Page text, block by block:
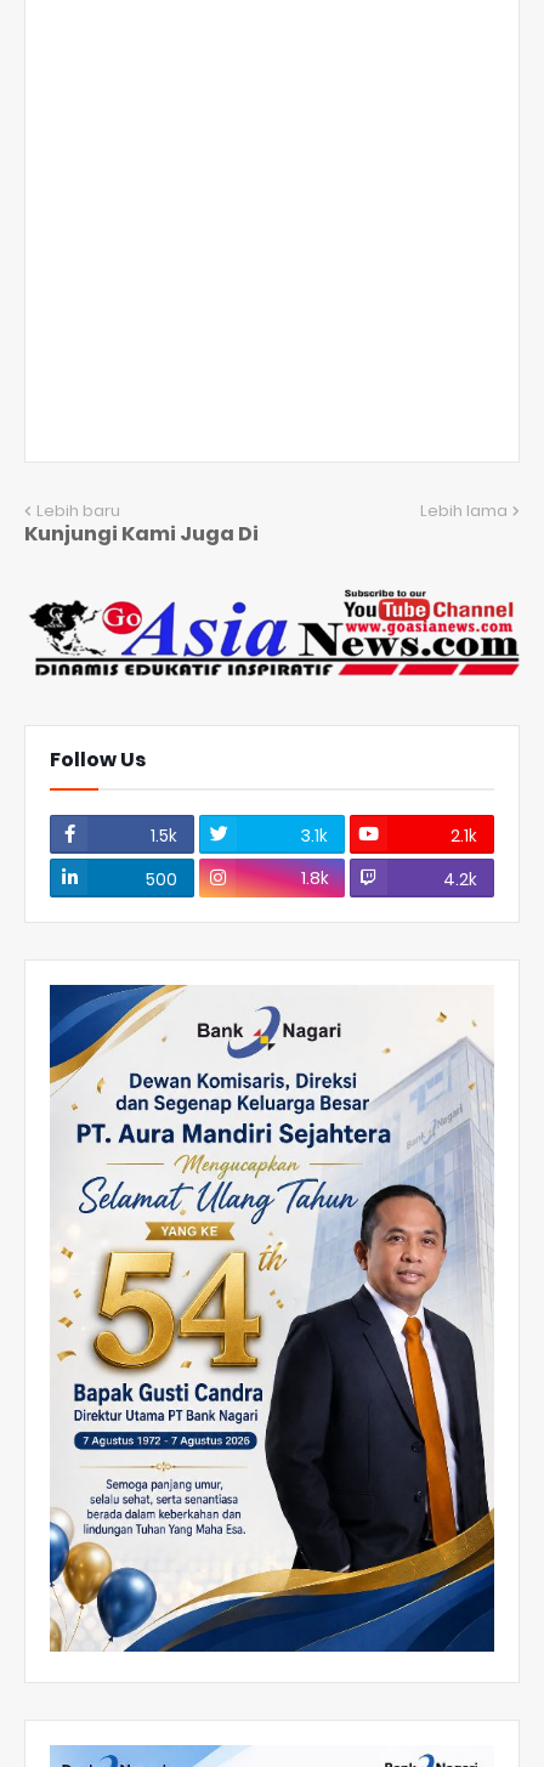
Lebih baru Lebih lama
Kunjungi Kami Juga Di
Follow Us
1.5k 3.1k
2.1k
500
1.8k 4.2k